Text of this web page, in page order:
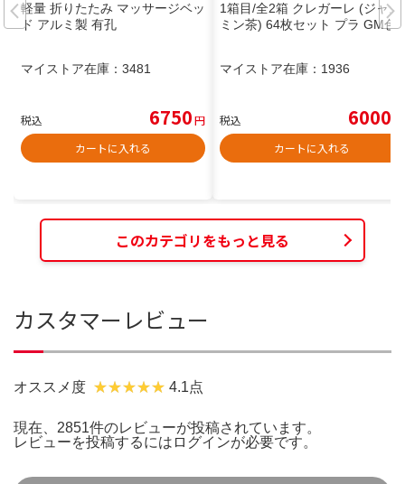
軽量 折りたたみ マッサージベッ
ド アルミ製 有孔
マイストア在庫： 3481
税込 6750円
カートに入れる
1箱目/全2箱 クレガーレ (ジャス
ミン茶) 64枚セット プラ GM色
マイストア在庫： 1936
税込 6000
カートに入れる
このカテゴリをもっと見る
カスタマーレビュー
オススメ度 4.1点
現在、2851件のレビューが投稿されています。
レビューを投稿するには ログインが必要です。